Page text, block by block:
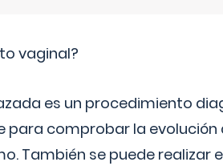
vaginal?
es un procedimiento
comprobar la evolución
También se puede realizar